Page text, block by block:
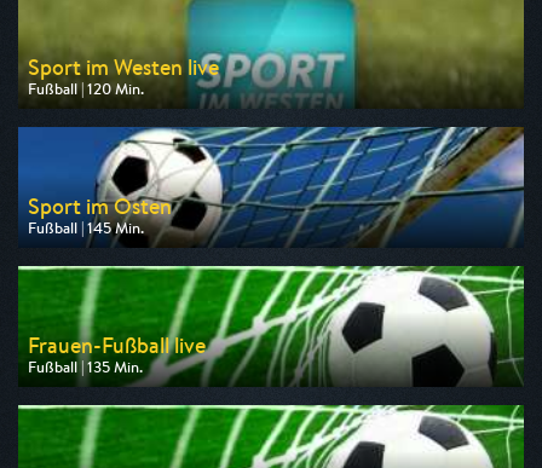
Sport im Westen live
Fußball | 120 Min.
Ausgestrahlt von WDR
am 08.08.2026, 14:00
Sport im Osten
Fußball | 145 Min.
Ausgestrahlt von MDR
am 08.08.2026, 14:00
Frauen-Fußball live
Fußball | 135 Min.
Ausgestrahlt von rbb
am 09.08.2026, 14:45